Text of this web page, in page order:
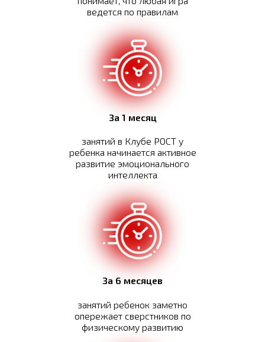
ведется по правилам
За 1 месяц
занятий в Клубе РОСТ у
ребенка начинается активное
развитие эмоционального
интеллекта
За 6 месяцев
занятий ребенок заметно
опережает сверстников по
физическому развитию